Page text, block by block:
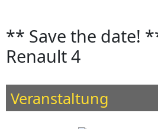
** Save the date!
Renault 4
Veranstaltung